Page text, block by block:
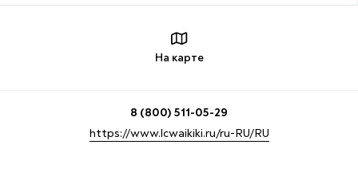
На карте
8 (800) 511-05-29
https://www.lcwaikiki.ru/ru-RU/RU